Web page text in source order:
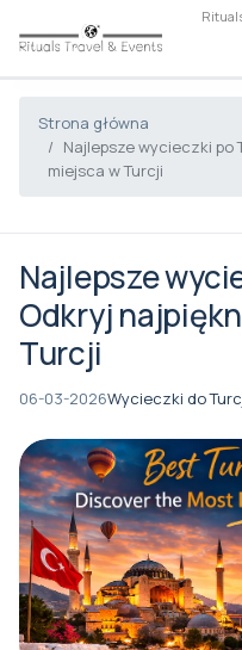
Strona główna
Najlepsze wycieczki po
miejsca w Turcji
Najlepsze
Odkryj
Turcji
06-03-2026Wycieczki do